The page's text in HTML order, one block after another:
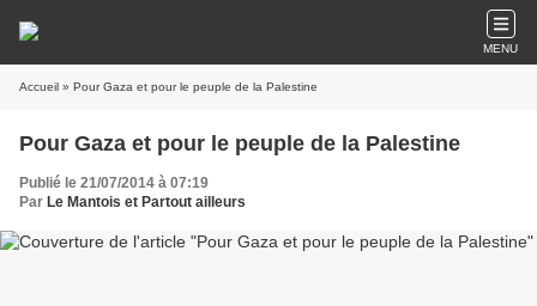
MENU
Accueil » Pour Gaza et pour le peuple de la Palestine
Pour Gaza et pour le peuple de la Palestine
Publié le 21/07/2014 à 07:19
Par Le Mantois et Partout ailleurs